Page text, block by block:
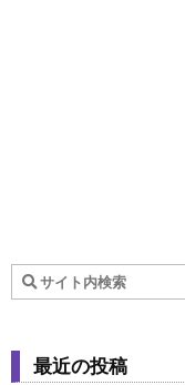
最近の投稿